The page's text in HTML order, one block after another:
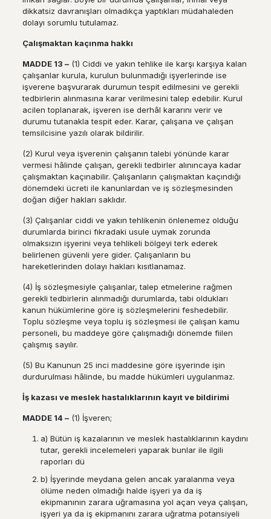
dikkatsiz davranışları olmadıkça yaptıkları müdahaleden
dolayı sorumlu tutulamaz.
Çalışmaktan kaçınma hakkı
MADDE 13 –(1) Ciddi ve yakın tehlike ile karşı karşıya kalan
çalışanlar kurula, kurulun bulunmadığı işyerlerinde ise
işverene başvurarak durumun tespit edilmesini ve gerekli
tedbirlerin alınmasına karar verilmesini talep edebilir. Kurul
acilen toplanarak, işveren ise derhâl kararını verir ve
durumu tutanakla tespit eder. Karar, çalışana ve çalışan
temsilcisine yazılı olarak bildirilir.
(2) Kurul veya işverenin çalışanın talebi yönünde karar
vermesi hâlinde çalışan, gerekli tedbirler alınıncaya kadar
çalışmaktan kaçınabilir. Çalışanların çalışmaktan kaçındığı
dönemdeki ücreti ile kanunlardan ve iş sözleşmesinden
doğan diğer hakları saklıdır.
(3) Çalışanlar ciddi ve yakın tehlikenin önlenemez olduğu
durumlarda birinci fıkradaki usule uymak zorunda
olmaksızın işyerini veya tehlikeli bölgeyi terk ederek
belirlenen güvenli yere gider. Çalışanların bu
hareketlerinden dolayı hakları kısıtlanamaz.
(4) İş sözleşmesiyle çalışanlar, talep etmelerine rağmen
gerekli tedbirlerin alınmadığı durumlarda, tabi oldukları
kanun hükümlerine göre iş sözleşmelerini feshedebilir.
Toplu sözleşme veya toplu iş sözleşmesi ile çalışan kamu
personeli, bu maddeye göre çalışmadığı dönemde fiilen
çalışmış sayılır.
(5) Bu Kanunun 25 inci maddesine göre işyerinde işin
durdurulması hâlinde, bu madde hükümleri uygulanmaz.
İşkazası ve meslek hastalıklarının kayıt ve bildirimi
MADDE 14 –(1) İşveren;
a) Bütün iş kazalarının ve meslek hastalıklarının kaydını
tutar, gerekli incelemeleri yaparak bunlar ile ilgili
raporları dü
b) İşyerinde meydana gelen ancak yaralanma veya
ölüme neden olmadığı halde işyeri ya da iş
ekipmanının zarara uğramasına yol açan veya çalışan,
işyeri ya da iş ekipmanını zarara uğratma potansiyeli